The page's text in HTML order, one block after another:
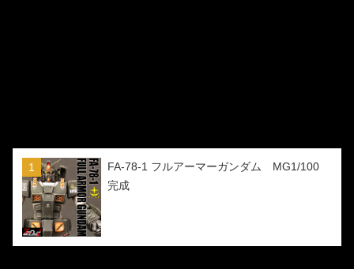
FA-78-1 フルアーマーガンダム MG1/100
完成